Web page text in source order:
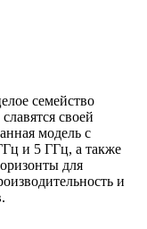
семейство
своей
модель с
и 5 ГГц, а также
для
и